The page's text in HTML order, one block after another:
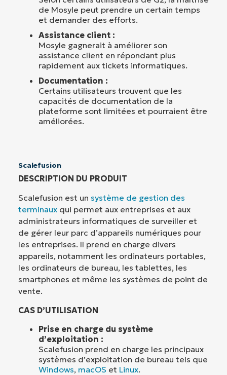
de Mosyle peut prendre un certain temps
et demander des efforts.
Assistance client :
Mosyle gagnerait à améliorer son
assistance client en répondant plus
rapidement aux tickets informatiques.
Documentation :
Certains utilisateurs trouvent que les
capacités de documentation de la
plateforme sont limitées et pourraient être
améliorées.
Scalefusion
DESCRIPTION DU PRODUIT
Scalefusion est un système de gestion des
terminaux qui permet aux entreprises et aux
administrateurs informatiques de surveiller et
de gérer leur parc d’appareils numériques pour
les entreprises. Il prend en charge divers
appareils, notamment les ordinateurs portables,
les ordinateurs de bureau, les tablettes, les
smartphones et même les systèmes de point de
vente.
CAS D’UTILISATION
Prise en charge du système
d’exploitation :
Scalefusion prend en charge les principaux
systèmes d’exploitation de bureau tels que
Windows, macOS et Linux.